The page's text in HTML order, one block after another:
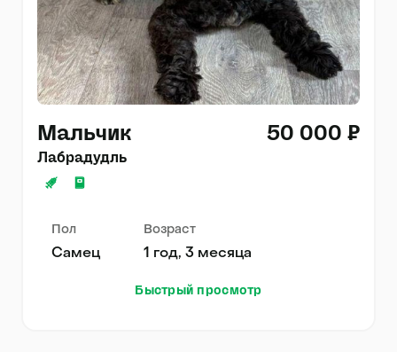
Мальчик 50 000 ₽
Лабрадудль
Пол
Самец
Возраст
1 год, 3 месяца
Быстрый просмотр